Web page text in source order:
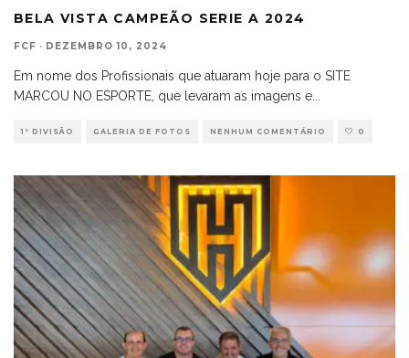
BELA VISTA CAMPEÃO SERIE A 2024
FCF · DEZEMBRO 10, 2024
Em nome dos Profissionais que atuaram hoje para o SITE
MARCOU NO ESPORTE, que levaram as imagens e
1ª DIVISÃO GALERIA DE FOTOS NENHUM COMENTÁRIO 0